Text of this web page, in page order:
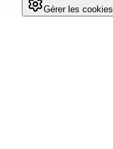
Gérer les cookies